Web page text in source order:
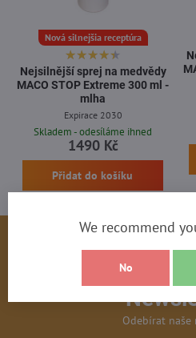
Nová silnejšia receptúra
Nejsilnější sprej na medvědy
MACO STOP Extreme 300 ml -
mlha
Expirace 2030
Skladem - odesíláme ihned
1490 Kč
Přidat do košíku
Odebírat naše
We recommend
No